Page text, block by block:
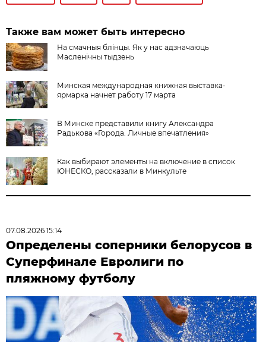
Также вам может быть интересно
На смачныя блiнцы. Як у нас адзначаюць
Масленічны тыдзень
Минская международная книжная выставка-
ярмарка начнет работу 17 марта
В Минске представили книгу Александра
Радькова «Города. Личные впечатления»
Как выбирают элементы на включение в список
ЮНЕСКО, рассказали в Минкульте
07.08.2026 15:14
Определены соперники белорусов в
Суперфинале Евролиги по
пляжному футболу